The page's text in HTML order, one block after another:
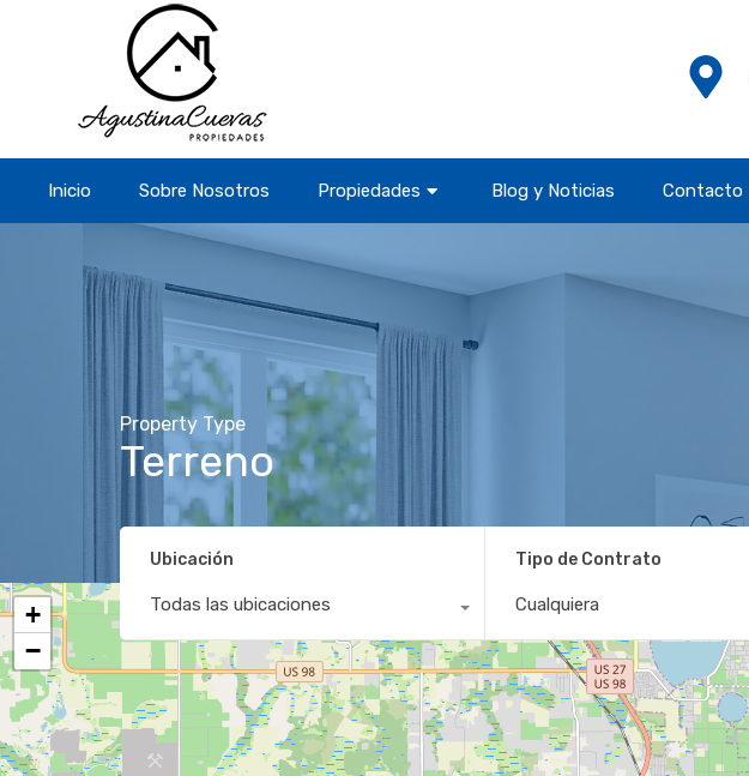
Inicio Sobre Nosotros Propiedades Blog y Noticias Contacto
Property Type
Terreno
Ubicación
Todas las ubicaciones
Tipo de Contrato
Cualquiera
+
−